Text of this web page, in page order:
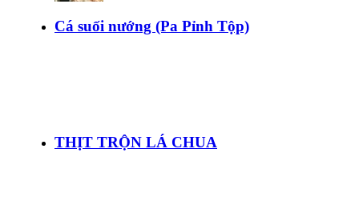
Cá suối nướng (Pa Pỉnh Tộp)
THỊT TRỘN LÁ CHUA